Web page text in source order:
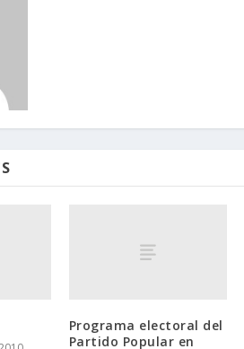
Programa electoral del
Partido Popular en